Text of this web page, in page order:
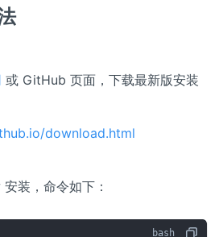
或 GitHub 页面，下载最新版安装
download.html
装，命令如下：